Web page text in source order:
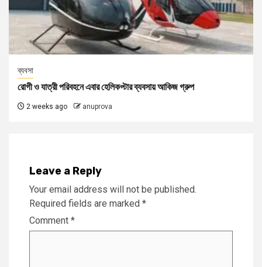
ব্যবসা
রোগী ও যাত্রী পরিবহনে এবার হেলিকপ্টার ব্যবসায় আকিজ গ্রুপ
2 weeks ago anuprova
Leave a Reply
Your email address will not be published.
Required fields are marked *
Comment *